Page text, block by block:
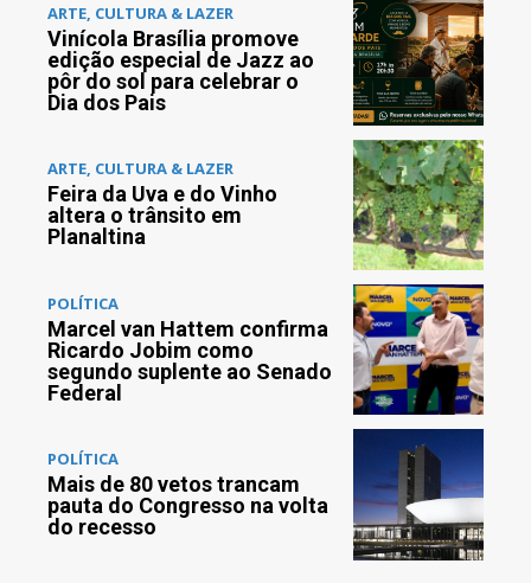
ARTE, CULTURA & LAZER
Vinícola Brasília promove
edição especial de Jazz ao
pôr do sol para celebrar o
Dia dos Pais
ARTE, CULTURA & LAZER
Feira da Uva e do Vinho
altera o trânsito em
Planaltina
POLÍTICA
Marcel van Hattem confirma
Ricardo Jobim como
segundo suplente ao Senado
Federal
POLÍTICA
Mais de 80 vetos trancam
pauta do Congresso na volta
do recesso